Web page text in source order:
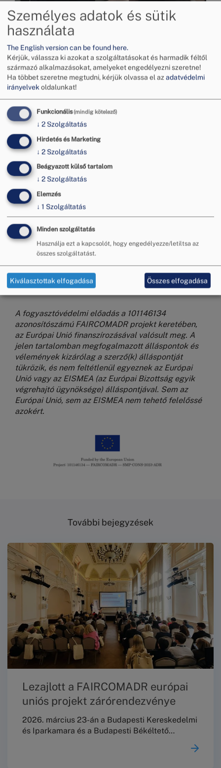
Kép
A fogyasztóvédelmi előadás a 101146134
azonosítószámú FAIRCOMADR projekt keretében,
az Európai Unió finanszírozásával valósult meg. A
jelen tartalomban megfogalmazott álláspontok és
vélemények kizárólag a szerző(k) álláspontját
tükrözik, és nem feltétlenül egyeznek az Európai
Unió vagy az EISMEA (az Európai Bizottság egyik
végrehajtó ügynöksége) álláspontjával. Sem az
Európai Unió, sem az EISMEA nem tehető felelőssé
azokért.
További bejegyzések
Lezajlott a FAIRCOMADR európai
uniós projekt zárórendezvénye
2026. március 23-án a Budapesti Kereskedelmi
és Iparkamara és a Budapesti Békéltető
Személyes adatok és sütik
használata
The English version can be found here.
Kérjük, válassza ki azokat a szolgáltatásokat és harmadik féltől
származó alkalmazásokat, amelyeket engedélyezni szeretne!
Ha többet szeretne megtudni, kérjük olvassa el az adatvédelmi
irányelvekoldalunkat!
Funkcionális(mindig kötelező)
↓ 2 Szolgáltatás
Hirdetés és Marketing
↓ 2 Szolgáltatás
Beágyazott külső tartalom
↓ 2 Szolgáltatás
Elemzés
↓ 1 Szolgáltatás
Minden szolgáltatás
Használja ezt a kapcsolót, hogy engedélyezze/letiltsa az
összes szolgáltatást.
Kiválasztottak elfogadása Összes elfogadása